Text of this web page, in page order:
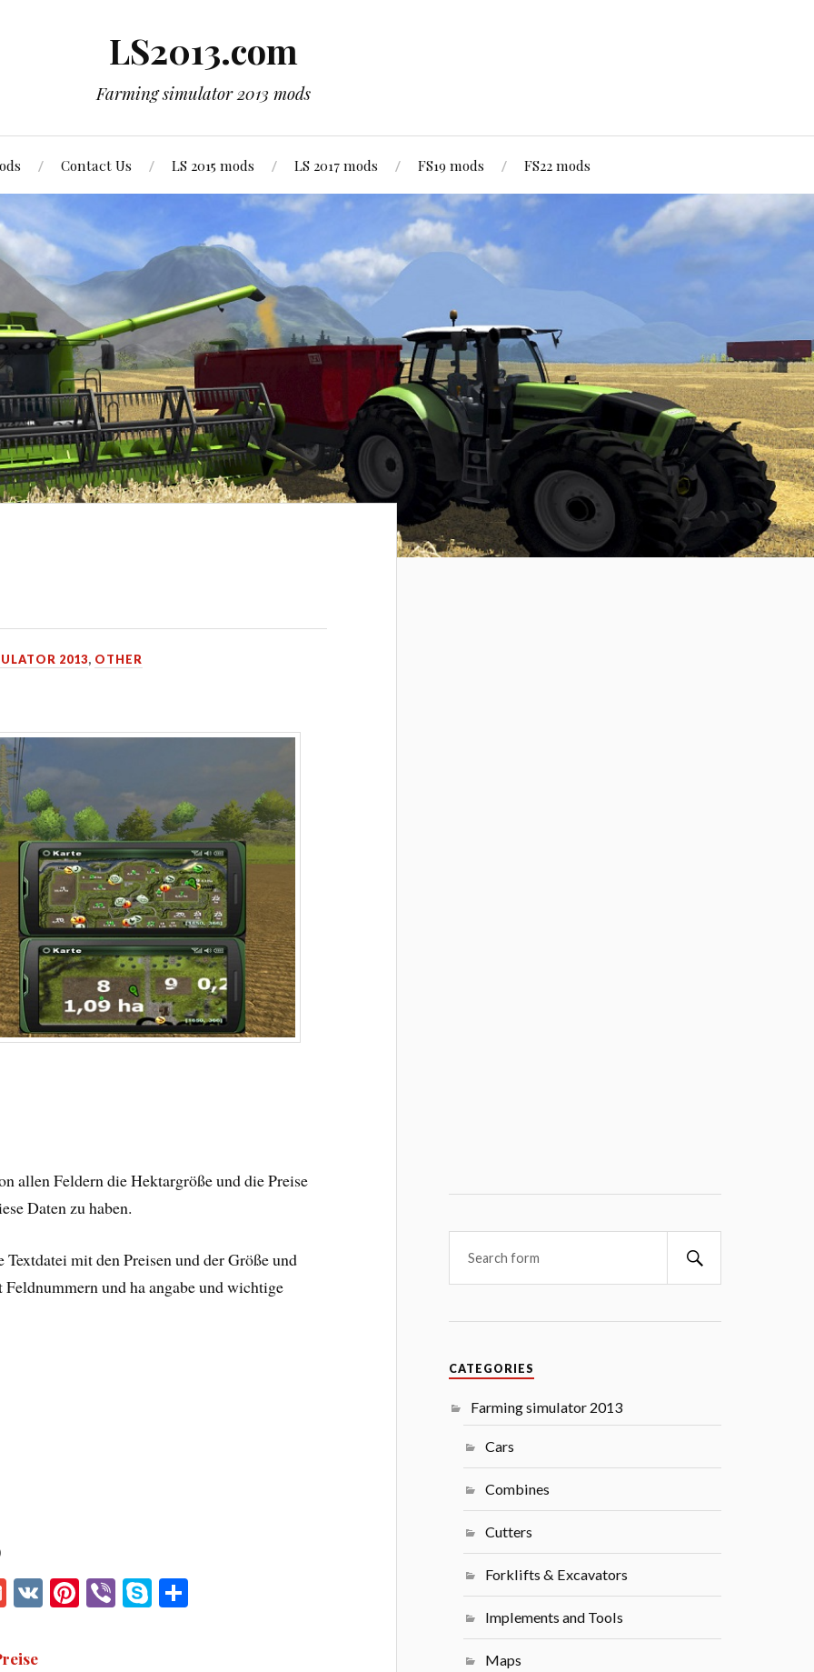
LS2013.com
Farming simulator 2013 mods
Contact Us LS 2015 mods LS 2017 mods FS19 mods FS22 mods
2013, OTHER
allen Feldern die Hektargröße und die Preise
Daten zu haben.
mit den Preisen und der Größe und
und ha angabe und wichtige
G
ail
V Pi Vi S
CATEGORIES
Farming simulator 2013
Cars
Combines
Cutters
Forklifts & Excavators
Implements and Tools
Maps